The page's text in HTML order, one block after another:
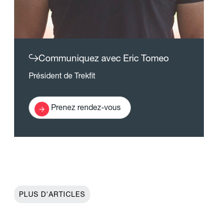
Communiquez avec Eric Tomeo
Président de Trekfit
Prenez rendez-vous
PLUS D'ARTICLES